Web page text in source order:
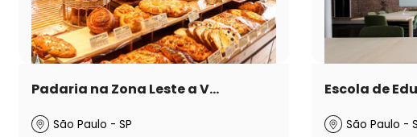
Padaria na Zona Leste a V...
São Paulo - SP
Escola de
São Paulo -